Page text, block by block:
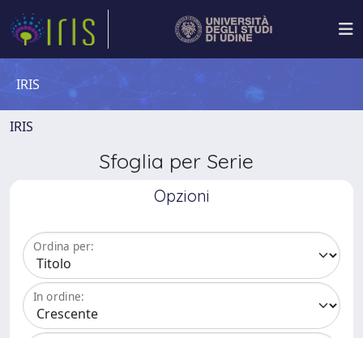
IRIS
IRIS
Sfoglia per Serie
Opzioni
Ordina per:
In ordine: